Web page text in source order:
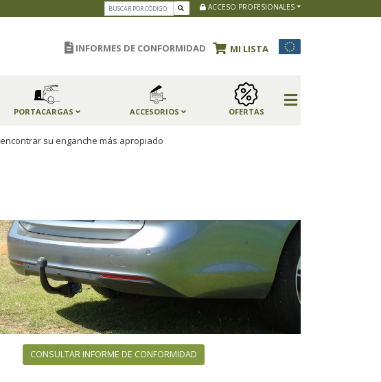
ACCESO PROFESIONALES
INFORMES DE CONFORMIDAD MI LISTA
PORTACARGAS ACCESORIOS OFERTAS
encontrar su enganche más apropiado
CONSULTAR INFORME DE CONFORMIDAD